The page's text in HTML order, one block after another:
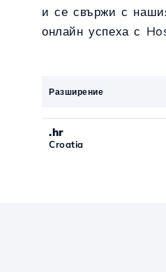
и се свържи с
онлайн успеха с
Разширение
.hr
Croatia